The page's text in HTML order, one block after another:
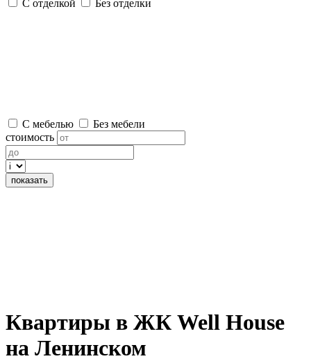
С отделкой Без отделки
С мебелью
Без мебели
стоимость
показать
Квартиры в ЖК Well House
на Ленинском